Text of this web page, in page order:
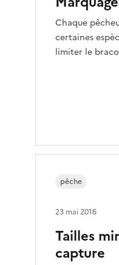
Chaque
certaines
limiter le
Tailles
capture
pêche
23 mai 2016